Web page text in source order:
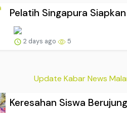
Pelatih Singapura
2 days ago 5
Update Kabar News
Keresahan Siswa